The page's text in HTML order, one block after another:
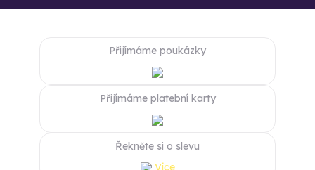
Přijímáme poukázky
Přijímáme platební karty
Řekněte si o slevu
Více